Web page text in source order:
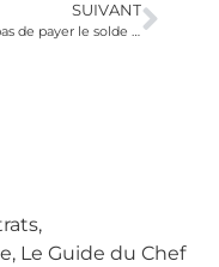
SUIVANT
N’oubliez pas de payer le solde de la taxe d’apprentissage !
,
, Le Guide du Chef